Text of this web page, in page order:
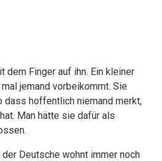
dem Finger auf ihn. Ein kleiner
jemand vorbeikommt. Sie
dass hoffentlich niemand merkt,
Man hätte sie dafür als
Deutsche wohnt immer noch